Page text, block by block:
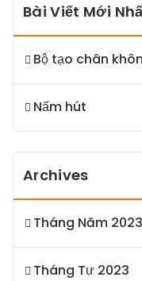
Bài Viết Mới
Bộ tạo chân
Nấm hút
Archives
Tháng Năm 2023
Tháng Tư 2023